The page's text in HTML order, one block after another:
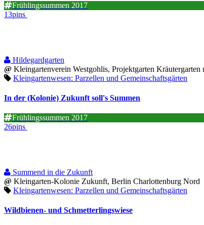
Frühlingssummen 2017
13pins
Hildegardgarten
@ Kleingartenverein Westgohlis, Projektgarten
Kleingartenwesen: Parzellen und Gemeinschaftsgärten
In der (Kolonie) Zukunft soll's Summen
Frühlingssummen 2017
26pins
Summend in die Zukunft
@ Kleingarten-Kolonie Zukunft, Berlin Charlottenburg Nord
Kleingartenwesen: Parzellen und Gemeinschaftsgärten
Wildbienen- und Schmetterlingswiese